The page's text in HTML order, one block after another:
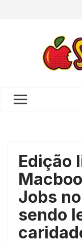
Edição
Jobs
sendo